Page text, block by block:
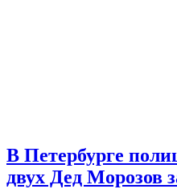
В Петербурге
двух Дед Морозов